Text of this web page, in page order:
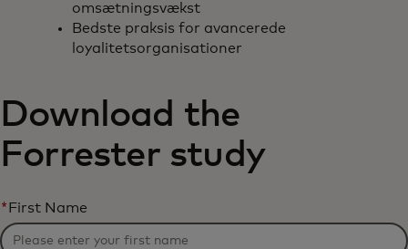
omsætningsvækst
Bedste praksis for avancerede
loyalitetsorganisationer
Download the
Forrester study
* First Name